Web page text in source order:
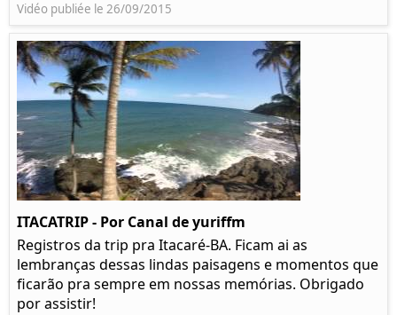
Vidéo publiée le 26/09/2015
ITACATRIP - Por Canal de yuriffm
Registros da trip pra Itacaré-BA. Ficam ai as
lembranças dessas lindas paisagens e momentos que
ficarão pra sempre em nossas memórias. Obrigado
por assistir!